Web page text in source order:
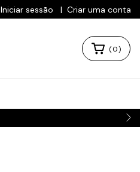
Iniciar sessão | Criar uma conta
(0)